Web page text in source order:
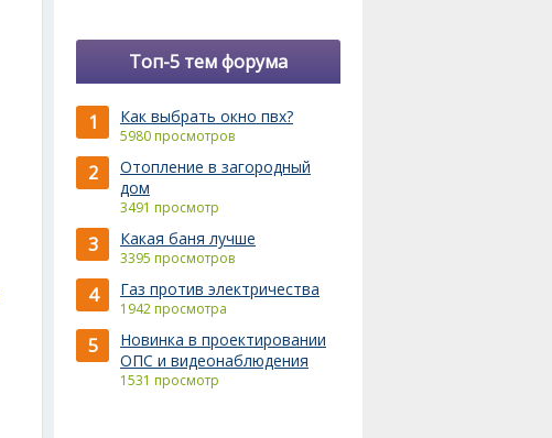
Топ-5 тем форума
1 Как выбрать окно пвх?
5980 просмотров
2
Отопление в загородный
дом
3491 просмотр
3 Какая баня лучше
3395 просмотров
4 Газ против электричества
1942 просмотра
5
Новинка в проектировании
ОПС и видеонаблюдения
1531 просмотр